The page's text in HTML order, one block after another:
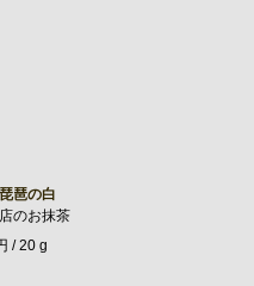
琶の白
のお抹茶
/ 20 g